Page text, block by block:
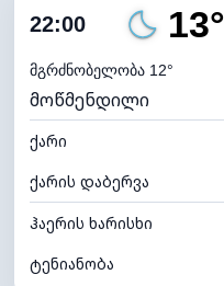
ღრუბლიანობა
ნამის წერტილი
ხილვადობა
განათების ინდექსი
ღრუბლის სიმაღლე
22:00 13°
მგრძნობელობა 12°
მოწმენდილი
ქარი
ქარის დაბერვა
ჰაერის ხარისხი
ტენიანობა